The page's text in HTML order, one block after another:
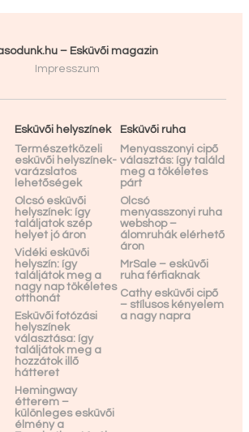
– Esküvői magazin
Impresszum
Esküvői helyszínek
Természetközeli
esküvői helyszínek-
varázslatos
lehetőségek
Olcsó esküvői
helyszínek: így
találjatok szép
helyet jó áron
Vidéki esküvői
helyszín: így
találjátok meg a
nagy nap tökéletes
otthonát
Esküvői fotózási
helyszínek
választása: így
találjátok meg a
hozzátok illő
hátteret
Hemingway
étterem –
különleges esküvői
élmény a
Esküvői ruha
Menyasszonyi cipő
választás: így találd
meg a tökéletes
párt
Olcsó
menyasszonyi ruha
webshop –
álomruhák elérhető
áron
MrSale – esküvői
ruha férfiaknak
Cathy esküvői cipő
– stílusos kényelem
a nagy napra